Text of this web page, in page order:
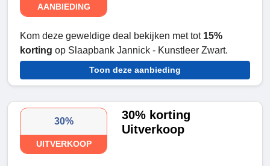
AANBIEDING
Kom deze geweldige deal bekijken met tot 15%
korting op Slaapbank Jannick - Kunstleer Zwart.
Toon deze aanbieding
30%
UITVERKOOP
30% korting
Uitverkoop